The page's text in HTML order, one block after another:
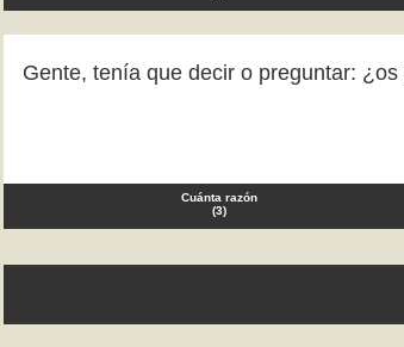
Gente, tenía que decir o preguntar:
Cuánta razón
(3)